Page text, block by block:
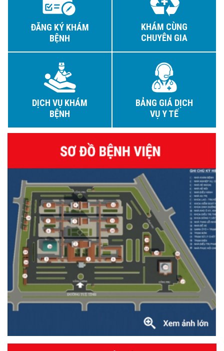
ĐĂNG KÝ KHÁM
BỆNH
KHÁM CÙNG
CHUYÊN GIA
DỊCH VỤ KHÁM
BỆNH
BẢNG GIÁ DỊCH
VỤ Y TẾ